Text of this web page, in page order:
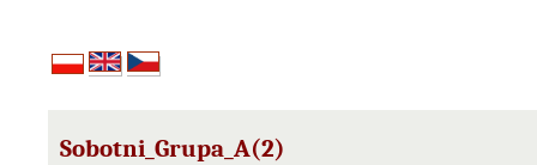
Sobotni_Grupa_A(2)